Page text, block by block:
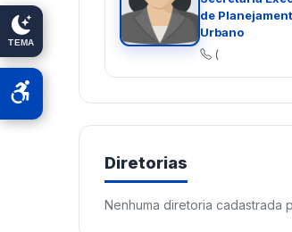
TEMA
de
Urbano
(
Diretorias
Nenhuma diretoria cadastrada